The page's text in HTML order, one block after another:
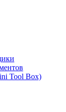
Tool Box)